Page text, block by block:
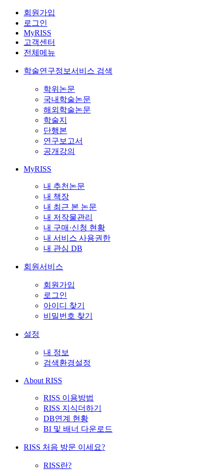
회원가입
로그인
MyRISS
고객센터
전체메뉴
학술연구정보서비스 검색
학위논문
국내학술논문
해외학술논문
학술지
단행본
연구보고서
공개강의
MyRISS
내 추천논문
내 책장
내 최근 본 논문
내 저작물관리
내 구매·신청 현황
내 서비스 사용권한
내 관심 DB
회원서비스
회원가입
로그인
아이디 찾기
비밀번호 찾기
설정
내 정보
검색환경설정
About RISS
RISS 이용방법
RISS 지식더하기
DB연계 현황
BI 및 배너 다운로드
RISS 처음 방문 이세요?
RISS란?